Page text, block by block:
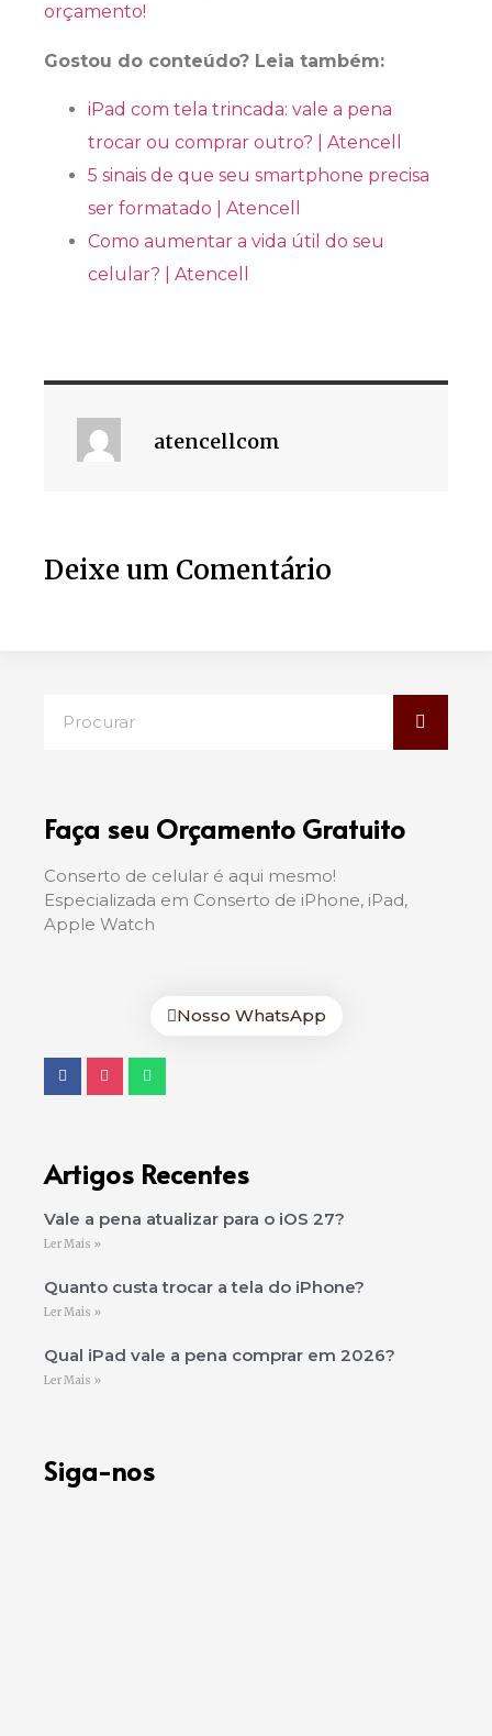
orçamento!
Gostou do conteúdo? Leia também:
iPad com tela trincada: vale a pena
trocar ou comprar outro? | Atencell
5 sinais de que seu smartphone precisa
ser formatado | Atencell
Como aumentar a vida útil do seu
celular? | Atencell
atencellcom
Deixe um Comentário
Faça seu Orçamento Gratuito
Conserto de celular é aqui mesmo!
Especializada em Conserto de iPhone, iPad,
Apple Watch
Nosso WhatsApp
Artigos Recentes
Vale a pena atualizar para o iOS 27?
Ler Mais »
Quanto custa trocar a tela do iPhone?
Ler Mais »
Qual iPad vale a pena comprar em 2026?
Ler Mais »
Siga-nos